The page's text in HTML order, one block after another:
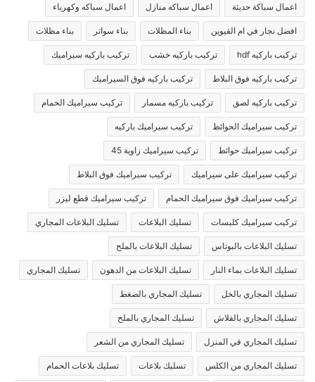
اعمال سباكة حديثة اعمال سباكه منازل اعمال سباكه وكهرباء
افضل نجار في ام القيوين بناء المظلات بناء سواتر بناء مظلات
تركيب باركيه hdf تركيب باركيه خشب تركيب باركيه سيراميك
تركيب باركيه فوق البلاط تركيب باركيه فوق السيراميك
تركيب باركيه لصق تركيب باركيه مسمار تركيب سيراميك الحمام
تركيب سيراميك الحوائط تركيب سيراميك باركيه
تركيب سيراميك حوائط تركيب سيراميك زاوية 45
تركيب سيراميك على سيراميك تركيب سيراميك فوق البلاط
تركيب سيراميك فوق سيراميك الحمام تركيب سيراميك قطع ليزر
تركيب سيراميك كلبسات تسليك البلاعات تسليك البلاعات المجاري
تسليك البلاعات بالبوتاس تسليك البلاعات بالملح
تسليك البلاعات بماء النار تسليك البلاعات من الدهون تسليك المجاري
تسليك المجاري بالخل تسليك المجاري بالضغط
تسليك المجاري بالفلاش تسليك المجاري بالملح
تسليك المجاري في المنزل تسليك المجاري من الشعر
تسليك المجاري من الكلس تسليك بلاعات تسليك بلاعات الحمام